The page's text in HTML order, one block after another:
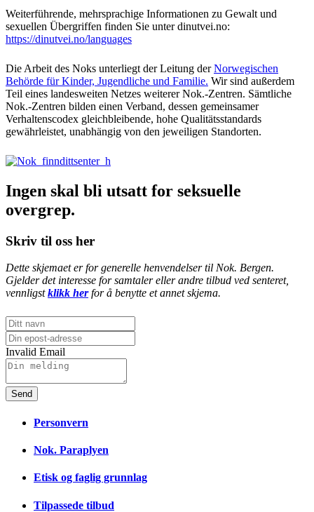
Weiterführende, mehrsprachige Informationen zu Gewalt und
sexuellen Übergriffen finden Sie unter dinutvei.no:
https://dinutvei.no/languages
Die Arbeit des Noks unterliegt der Leitung derNorwegischen
Behörde für Kinder, Jugendliche und Familie. Wir sind außerdem
Teil eines landesweiten Netzes weiterer Nok.-Zentren. Sämtliche
Nok.-Zentren bilden einen Verband, dessen gemeinsamer
Verhaltenscodex gleichbleibende, hohe Qualitätsstandards
gewährleistet, unabhängig von den jeweiligen Standorten.
Ingen skal bli utsatt for seksuelle
overgrep.
Skriv til oss her
Dette skjemaet er for generelle henvendelser til Nok. Bergen.
Gjelder det interesse for samtaler eller andre tilbud ved senteret,
vennligstklikk herfor å benytte et annet skjema.
Invalid Email
Send
Personvern
Nok. Paraplyen
Etisk og faglig grunnlag
Tilpassede tilbud